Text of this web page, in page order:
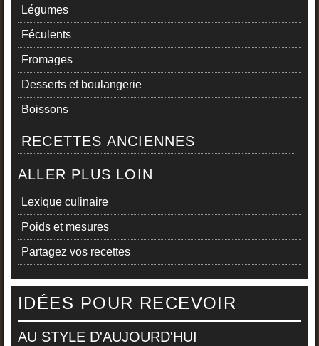
Légumes
Féculents
Fromages
Desserts et boulangerie
Boissons
RECETTES ANCIENNES
ALLER PLUS LOIN
Lexique culinaire
Poids et mesures
Partagez vos recettes
IDÉES POUR RECEVOIR
AU STYLE D'AUJOURD'HUI